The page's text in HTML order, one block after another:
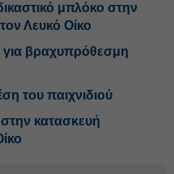
μπλόκο στην
Λευκό Οίκο
βραχυπρόθεσμη
του παιχνιδιού
κατασκευή